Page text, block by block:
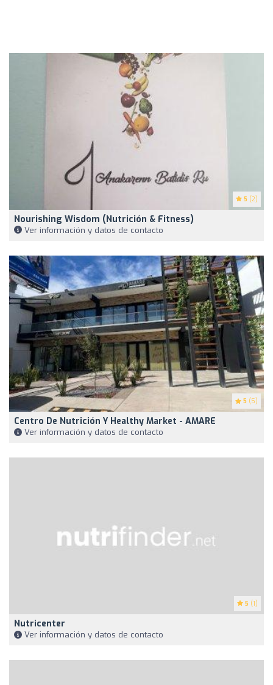
5 (2)
Nourishing Wisdom (Nutrición & Fitness)
Ver información y datos de contacto
5 (5)
Centro De Nutrición Y Healthy Market - AMARE
Ver información y datos de contacto
5 (1)
Nutricenter
Ver información y datos de contacto